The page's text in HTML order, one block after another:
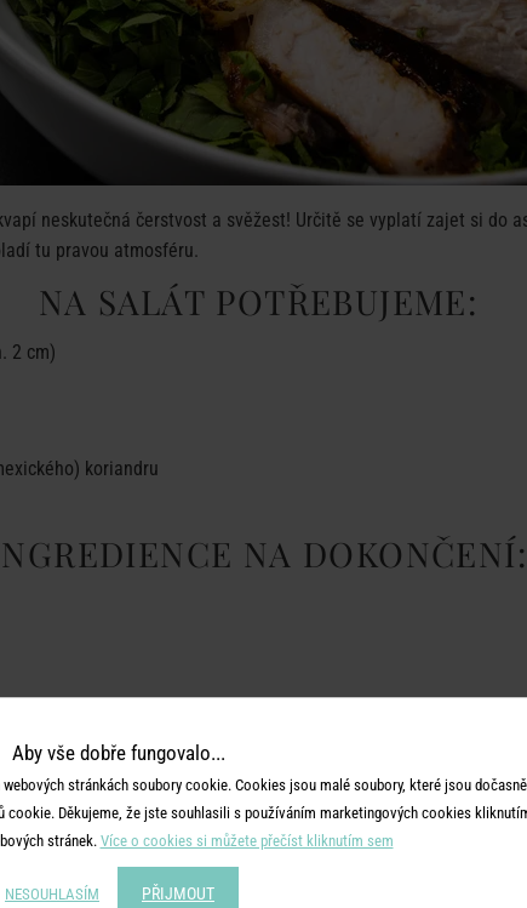
neskutečná čerstvost a svěžest! Určitě se vyplatí zajet si do
tu pravou atmosféru.
NA SALÁT POTŘEBUJEME:
2 cm)
koriandru
NA DOKONČENÍ:
POSTUP:
Trvá to opravdu jen chviličku a pozor, bude to trošku štípat do
chilli a cca 20 minut marinujte ve 3 lžících rybí omáčky. Ogrilujte
omáčku, šťávu z limety, opraženou rýži a chilli – množství
Aby vše dobře fungovalo...
stránkách soubory cookie. Cookies jsou malé soubory, které jsou
Děkujeme, že jste souhlasili s používáním marketingových cookies
stránek. Více o cookies si můžete přečíst kliknutím sem
NESOUHLASÍM PŘIJMOUT